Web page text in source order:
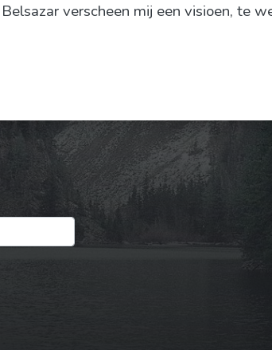
verscheen mij een visioen, te